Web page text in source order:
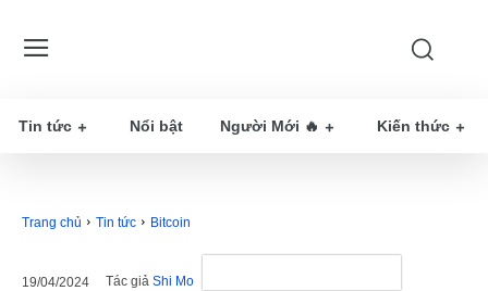
Tin tức Nổi bật Người Mới 🔥 Kiến thức
Trang chủ Tin tức Bitcoin
19/04/2024 Tác giả Shi Mo